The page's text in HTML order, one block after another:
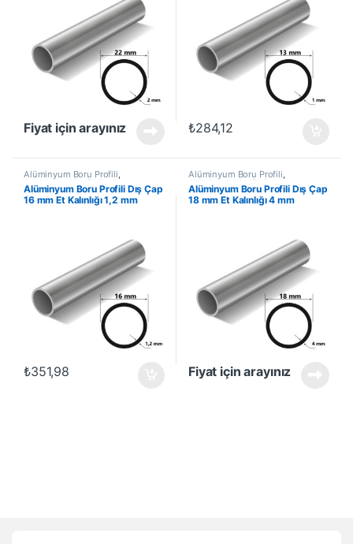
Fiyat için arayınız ₺284,12
Alüminyum Boru Profili,
Alüminyum Profil En Çok
Satanlar,İndirimli Ürünler
Alüminyum Boru Profili Dış Çap
16 mm Et Kalınlığı 1,2 mm
₺351,98
Alüminyum Boru Profili,
Alüminyum Profil En Çok
Satanlar,İndirimli Ürünler
Alüminyum Boru Profili Dış Çap
18 mm Et Kalınlığı 4 mm
Fiyat için arayınız